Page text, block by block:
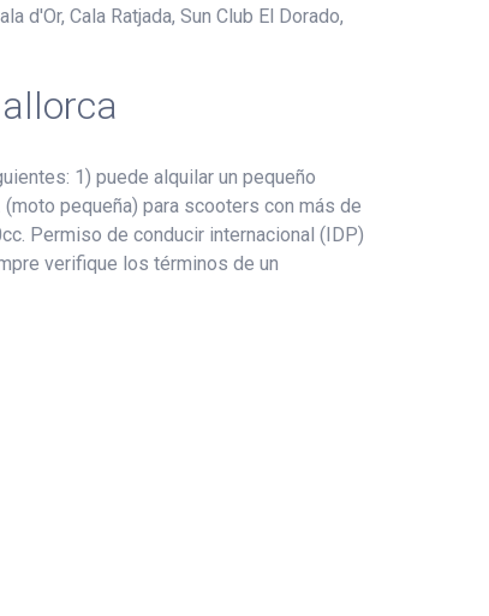
d'Or, Cala Ratjada, Sun Club El Dorado,
1) puede alquilar un pequeño
pequeña) para scooters con más de
Permiso de conducir internacional (IDP)
verifique los términos de un